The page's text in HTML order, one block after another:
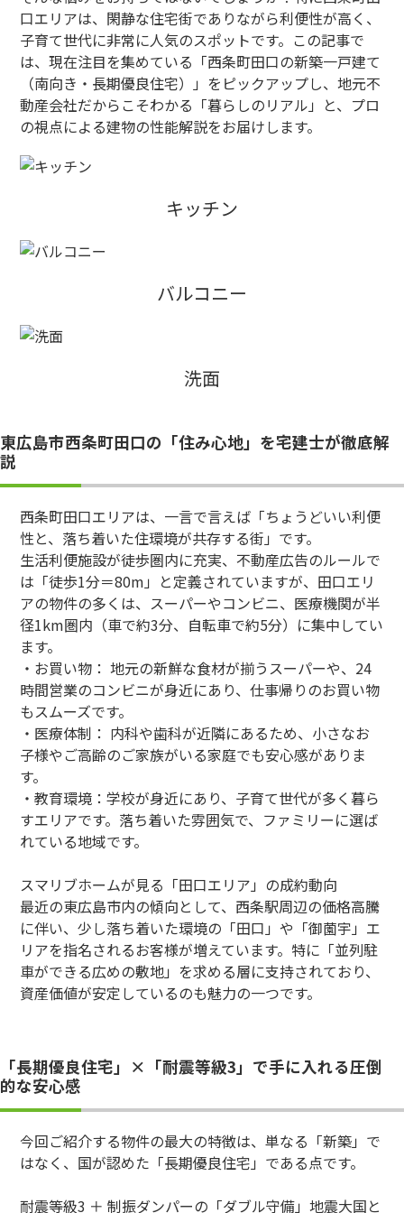
口エリアは、閑静な住宅街でありながら利便性が高く、
子育て世代に非常に人気のスポットです。この記事で
は、現在注目を集めている「西条町田口の新築一戸建て
（南向き・長期優良住宅）」をピックアップし、地元不
動産会社だからこそわかる「暮らしのリアル」と、プロ
の視点による建物の性能解説をお届けします。
キッチン
バルコニー
洗面
東広島市西条町田口の「住み心地」を宅建士が徹底解
説
西条町田口エリアは、一言で言えば「ちょうどいい利便
性と、落ち着いた住環境が共存する街」です。
生活利便施設が徒歩圏内に充実、不動産広告のルールで
は「徒歩1分＝80m」と定義されていますが、田口エリ
アの物件の多くは、スーパーやコンビニ、医療機関が半
径1km圏内（車で約3分、自転車で約5分）に集中してい
ます。
・お買い物： 地元の新鮮な食材が揃うスーパーや、24
時間営業のコンビニが身近にあり、仕事帰りのお買い物
もスムーズです。
・医療体制： 内科や歯科が近隣にあるため、小さなお
子様やご高齢のご家族がいる家庭でも安心感がありま
す。
・教育環境：学校が身近にあり、子育て世代が多く暮ら
すエリアです。落ち着いた雰囲気で、ファミリーに選ば
れている地域です。
スマリブホームが見る「田口エリア」の成約動向
最近の東広島市内の傾向として、西条駅周辺の価格高騰
に伴い、少し落ち着いた環境の「田口」や「御薗宇」エ
リアを指名されるお客様が増えています。特に「並列駐
車ができる広めの敷地」を求める層に支持されており、
資産価値が安定しているのも魅力の一つです。
「長期優良住宅」×「耐震等級3」で手に入れる圧倒
的な安心感
今回ご紹介する物件の最大の特徴は、単なる「新築」で
はなく、国が認めた「長期優良住宅」である点です。
耐震等級3 ＋ 制振ダンパーの「ダブル守備」地震大国と